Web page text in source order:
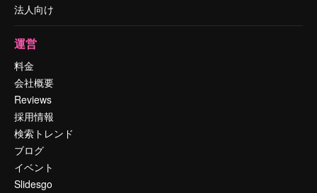
法人向け
運営
料金
会社概要
Reviews
採用情報
検索トレンド
ブログ
イベント
Slidesgo